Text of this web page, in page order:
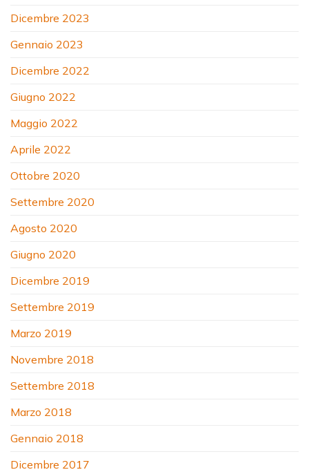
Dicembre 2023
Gennaio 2023
Dicembre 2022
Giugno 2022
Maggio 2022
Aprile 2022
Ottobre 2020
Settembre 2020
Agosto 2020
Giugno 2020
Dicembre 2019
Settembre 2019
Marzo 2019
Novembre 2018
Settembre 2018
Marzo 2018
Gennaio 2018
Dicembre 2017